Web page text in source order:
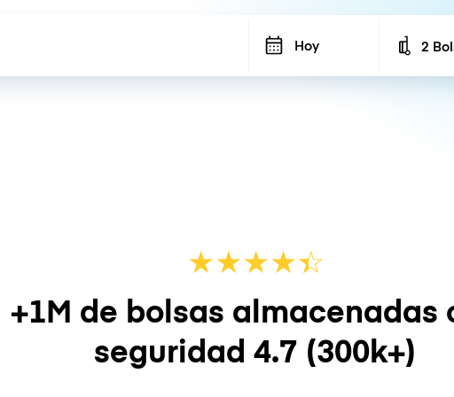
Hoy 2
★★★★☆
★
+1M de bolsas almacenadas
seguridad 4.7 (300k+)